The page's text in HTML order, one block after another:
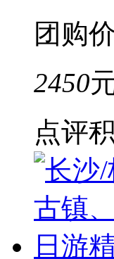
团购
2450
点评